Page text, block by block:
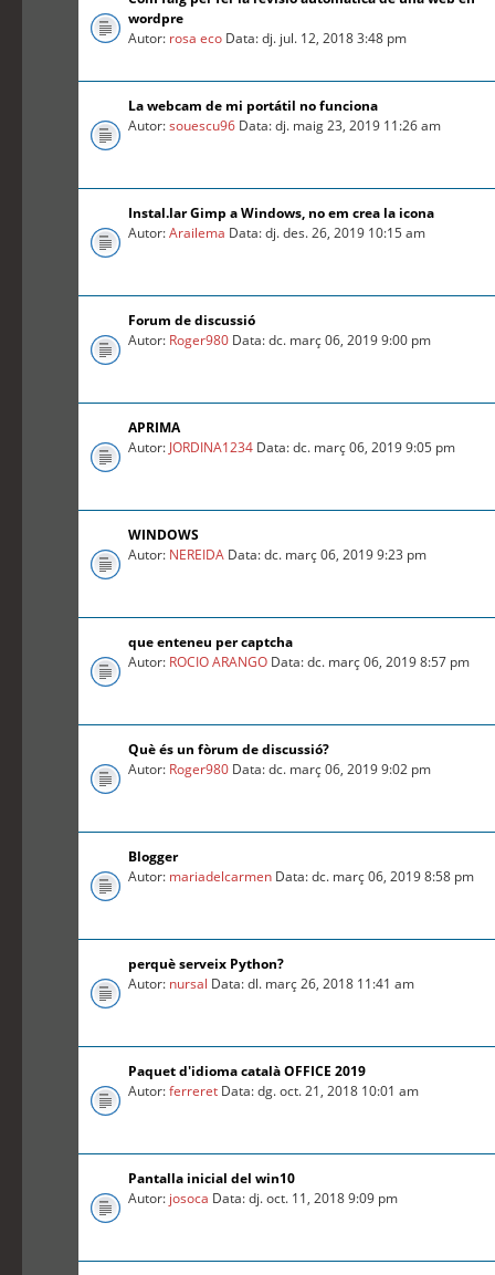
wordpre
Autor: rosa eco Data: dj. jul. 12, 2018 3:48 pm
La webcam de mi portátil no funciona
Autor:souescu96 Data: dj. maig 23, 2019 11:26 am
Instal.lar Gimp a Windows, no em crea la icona
Autor:Arailema Data: dj. des. 26, 2019 10:15 am
Forum de discussió
Autor: Roger980 Data: dc. març 06, 2019 9:00 pm
APRIMA
Autor: JORDINA1234 Data: dc. març 06, 2019 9:05 pm
WINDOWS
Autor: NEREIDA Data: dc. març 06, 2019 9:23 pm
que enteneu per captcha
Autor: ROCIO ARANGO Data: dc. març 06, 2019 8:57 pm
Què és un fòrum de discussió?
Autor: Roger980 Data: dc. març 06, 2019 9:02 pm
Blogger
Autor: mariadelcarmen Data: dc. març 06, 2019 8:58 pm
perquè serveix Python?
Autor: nursal Data: dl. març 26, 2018 11:41 am
Paquet d'idioma català OFFICE 2019
Autor:ferreret Data: dg. oct. 21, 2018 10:01 am
Pantalla inicial del win10
Autor: josoca Data: dj. oct. 11, 2018 9:09 pm